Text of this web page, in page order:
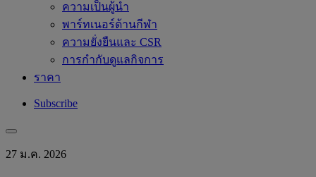
ความเป็นผู้นำ
พาร์ทเนอร์ด้านกีฬา
ความยั่งยืนและ CSR
การกำกับดูแลกิจการ
ราคา
Subscribe
27 ม.ค. 2026